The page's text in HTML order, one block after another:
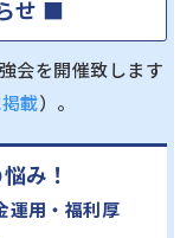
せ ■
会を開催致します
載）。
み！
運用・福利厚